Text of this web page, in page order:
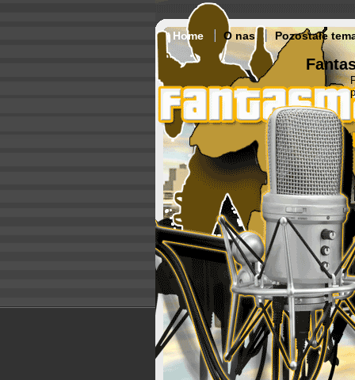
Home O nas Pozostałe